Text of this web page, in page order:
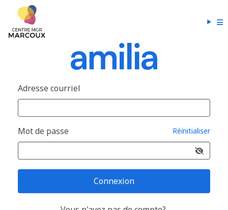
Adresse courriel
Mot de passe Réinitialiser
Connexion